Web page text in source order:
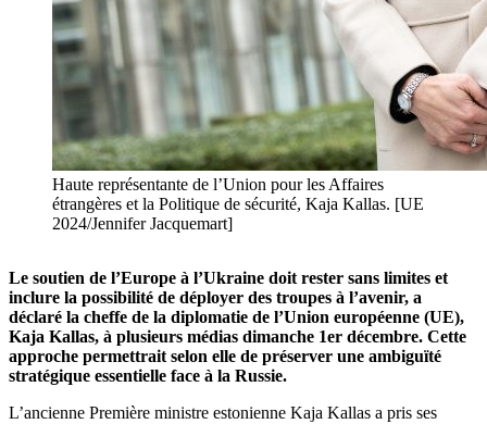
Haute représentante de l’Union pour les Affaires
étrangères et la Politique de sécurité, Kaja Kallas. [UE
2024/Jennifer Jacquemart]
Le soutien de l’Europe à l’Ukraine doit rester sans limites et
inclure la possibilité de déployer des troupes à l’avenir, a
déclaré la cheffe de la diplomatie de l’Union européenne (UE),
Kaja Kallas, à plusieurs médias dimanche 1er décembre. Cette
approche permettrait selon elle de préserver une ambiguïté
stratégique essentielle face à la Russie.
L’ancienne Première ministre estonienne Kaja Kallas a pris ses